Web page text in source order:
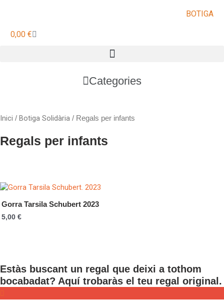
BOTIGA
0,00 €Cistella
Main
Categories
Inici / Botiga Solidària / Regals per infants
Regals per infants
Gorra Tarsila Schubert 2023
5,00€
Estàs buscant un regal que deixi a tothom
bocabadat? Aquí trobaràs el teu regal original.